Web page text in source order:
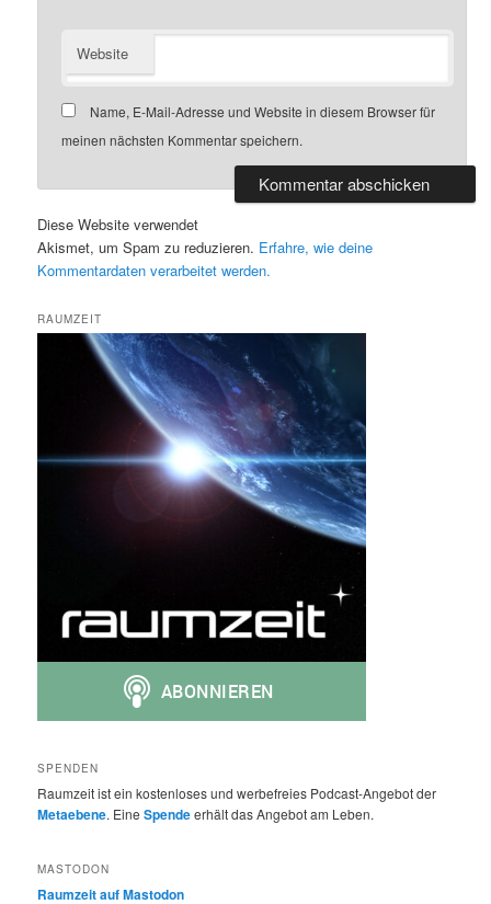
Website
Name, E-Mail-Adresse und Website in diesem Browser für
meinen nächsten Kommentar speichern.
Diese Website verwendet
Akismet, um Spam zu reduzieren. Erfahre, wie deine
Kommentardaten verarbeitet werden.
RAUMZEIT
SPENDEN
Raumzeit ist ein kostenloses und werbefreies Podcast-Angebot der
Metaebene. EineSpendeerhält das Angebot am Leben.
MASTODON
Raumzeit auf Mastodon